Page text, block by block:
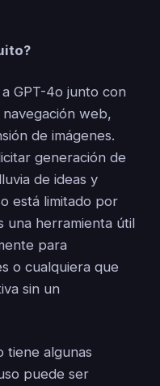
GPT-4o junto con
web,
de imágenes.
generación de
de ideas y
está limitado por
una herramienta útil
para
o cualquiera que
sin un
tiene algunas
puede ser